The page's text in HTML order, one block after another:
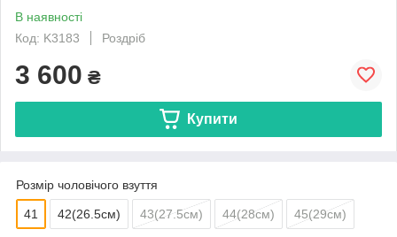
В наявності
Код: K3183
Роздріб
3 600 ₴
Купити
Розмір чоловічого взуття
41 42(26.5см) 43(27.5см) 44(28см) 45(29см)